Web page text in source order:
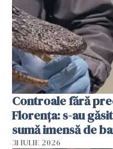
Controale fără
Florența: s-au
sumă imensă de
31 IULIE 2026